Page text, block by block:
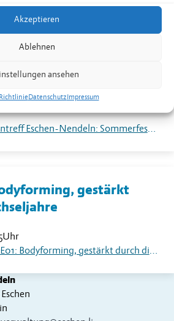
Akzeptieren
Ablehnen
ansehen
DatenschutzImpressum
Yoga für Männer in Nendeln
Nendeln:
dem Dorfplatz
weiterlesen: Seniorentreff Eschen-Nendeln: Sommerfest auf dem Dorfplatz
gestärkt
Uhr
weiterlesen: Kurs 08E01: Bodyforming, gestärkt durch die Wechseljahre